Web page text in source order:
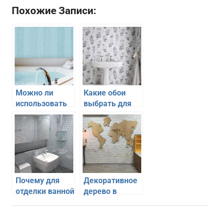
Похожие Записи:
Можно ли
использовать
стеклообои при
отделки ванной
комнаты
Какие обои
выбрать для
отделки ванной
комнаты
Почему для
отделки ванной
Декоративное
дерево в